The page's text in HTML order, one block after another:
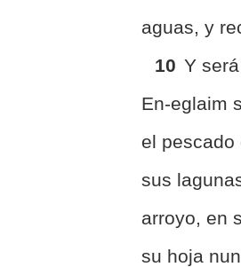
aguas, y
10 Y
En-eglaim
el pescado
sus
arroyo, en
su hoja